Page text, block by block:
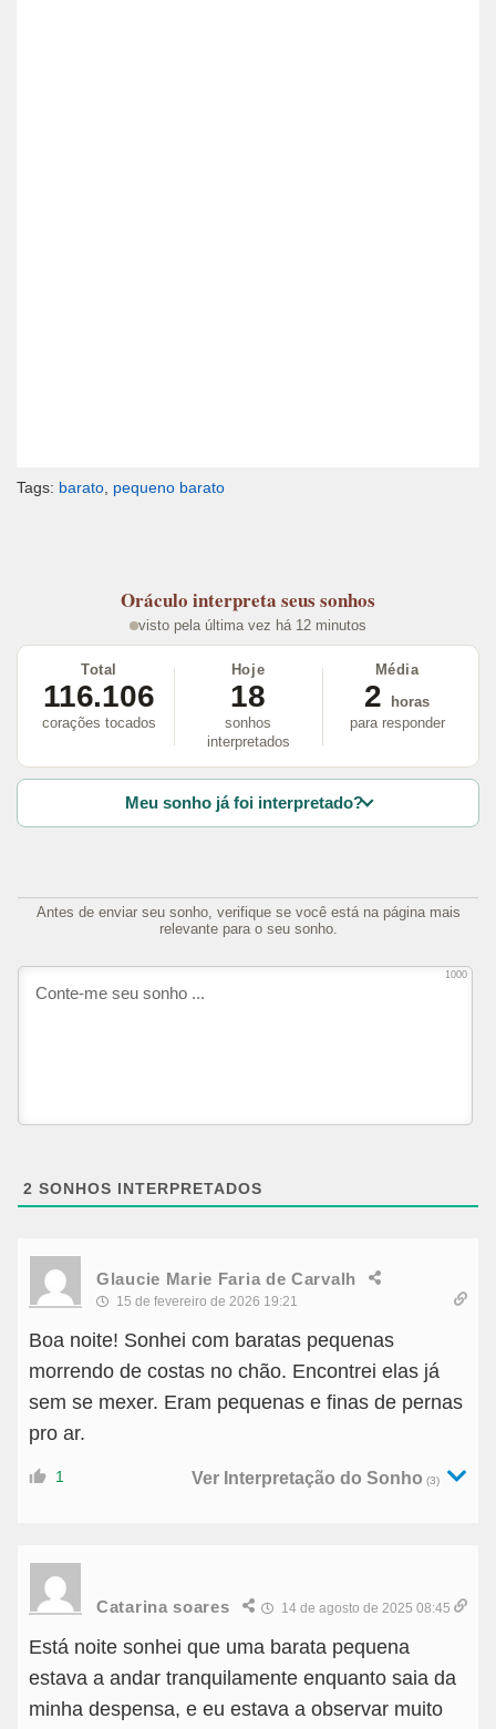
Tags: barato pequeno barato
Oráculo interpreta seus sonhos
visto pela última vez há 12 minutos
Total
116.106
corações tocados
Hoje
18
sonhos
interpretados
Média
2
horas
para responder
Meu sonho já foi interpretado?
Antes de enviar seu sonho, verifique se você está na página mais
relevante para o seu sonho.
1000
2 SONHOS INTERPRETADOS
Glaucie Marie Faria de Carvalh
15 de fevereiro de 2026 19:21
Boa noite! Sonhei com baratas pequenas
morrendo de costas no chão. Encontrei elas já
sem se mexer. Eram pequenas e finas de pernas
pro ar.
1 Ver Interpretação do Sonho (3)
Catarina soares 14 de agosto de 2025 08:45
Está noite sonhei que uma barata pequena
estava a andar tranquilamente enquanto saia da
minha despensa, e eu estava a observar muito